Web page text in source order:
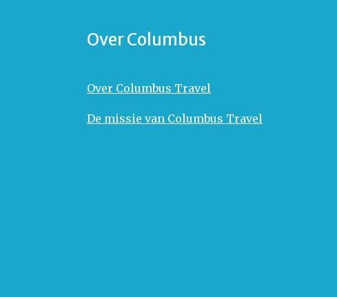
Over Columbus
Over Columbus Travel
De missie van Columbus Travel